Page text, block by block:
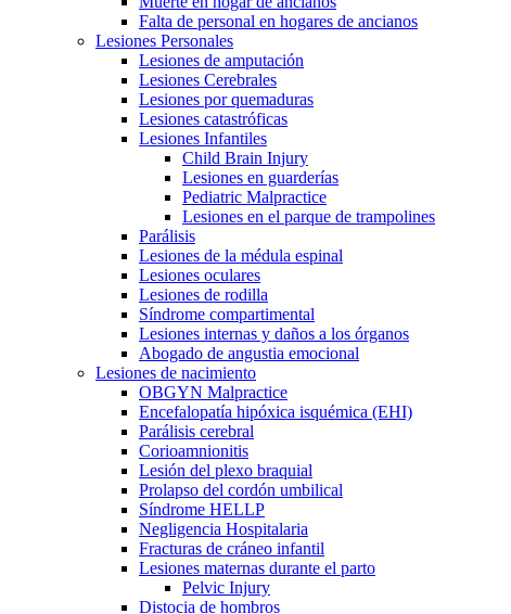
Falta de personal en hogares de ancianos
Lesiones Personales
Lesiones de amputación
Lesiones Cerebrales
Lesiones por quemaduras
Lesiones catastróficas
Lesiones Infantiles
Child Brain Injury
Lesiones en guarderías
Pediatric Malpractice
Lesiones en el parque de trampolines
Parálisis
Lesiones de la médula espinal
Lesiones oculares
Lesiones de rodilla
Síndrome compartimental
Lesiones internas y daños a los órganos
Abogado de angustia emocional
Lesiones de nacimiento
OBGYN Malpractice
Encefalopatía hipóxica isquémica (EHI)
Parálisis cerebral
Corioamnionitis
Lesión del plexo braquial
Prolapso del cordón umbilical
Síndrome HELLP
Negligencia Hospitalaria
Fracturas de cráneo infantil
Lesiones maternas durante el parto
Pelvic Injury
Distocia de hombros